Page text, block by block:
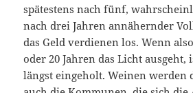
spätestens nach fünf,
nach drei Jahren annähernder
das Geld verdienen los. Wenn
oder 20 Jahren das Licht ausgeht,
längst eingeholt. Weinen werden